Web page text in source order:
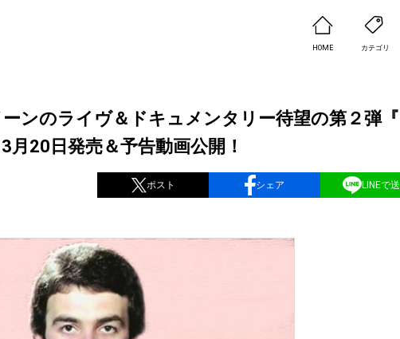
HOME カテゴリ
ンのライヴ＆ドキュメンタリー待望の第２弾
20日発売＆予告動画公開！
ポスト シェア LINEで